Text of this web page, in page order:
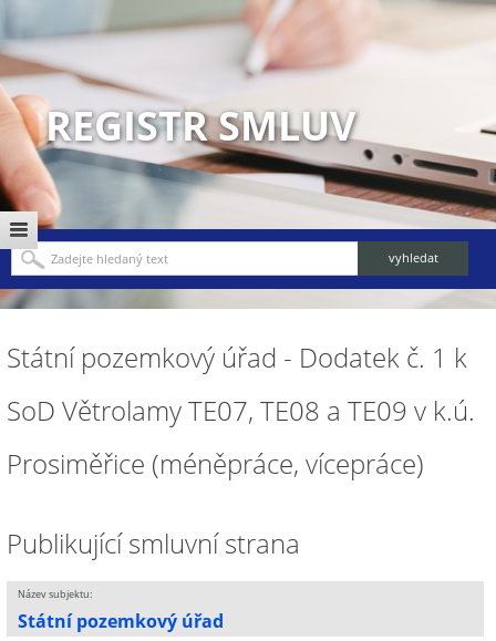
REGISTR SMLUV
Státní pozemkový úřad - Dodatek č. 1 k
SoD Větrolamy TE07, TE08 a TE09 v k.ú.
Prosiměřice (méněpráce, vícepráce)
Publikující smluvní strana
Název subjektu:
Státní pozemkový úřad